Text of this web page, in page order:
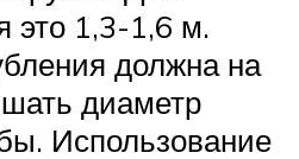
это 1,3-1,6 м.
должна на
диаметр
Использование